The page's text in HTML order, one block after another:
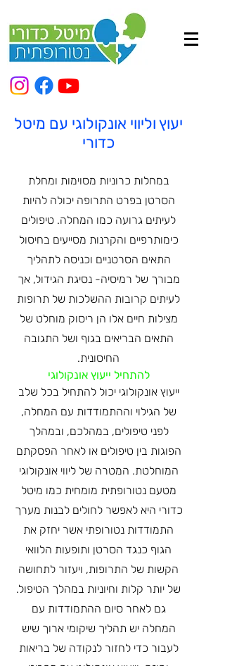
יעוץ וליווי אונקולוגי עם מיטל
כדורי
במחלות כרוניות מסוימות ומחלת
הסרטן בפרט התרופה יכולה להיות
לעיתים גרועה כמו המחלה. טיפולים
כימותרפיים והקרנות מסייעים בחיסול
התאים הסרטניים וכניסה לתהליך
מבורך של רמיסיה- נסיגת הגידול, אך
לעיתים קרובות ההשלכות של תרופות
מצילות חיים אלו הן ריסוק מוחלט של
התאים הבריאים בגוף ושל התגובה
החיסונית.
להתחיל ייעוץ אונקולוגי
ייעוץ אונקולוגי יכול להתחיל בכל שלב
של הגילוי וההתמודדות עם המחלה,
לפני טיפולים, במהלכם, ובמהלך
הפוגות בין טיפולים או לאחר הפסקתם
המוחלטת. המטרה של ליווי אונקולוגי
מטעם נטורופתית מומחית כמו מיטל
כדורי היא לאפשר לחולים לבנות מערך
התמודדות נטורופתי אשר יחזק את
הגוף כנגד הסרטן ותופעות הלוואי
הקשות של התרופות, ויעזור לתחושה
של יותר קלות וחיוניות במהלך הטיפול.
גם לאחר סיום ההתמודדות עם
המחלה יש תהליך שיקומי ארוך שיש
לעבור כדי לחזור לנקודה של בריאות